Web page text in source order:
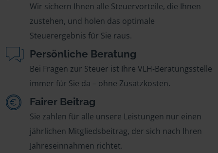
Wir sichern Ihnen alle Steuervorteile, die Ihnen
zustehen, und holen das optimale
Steuerergebnis für Sie raus.
Persönliche Beratung
Bei Fragen zur Steuer ist Ihre VLH-Beratungsstelle
immer für Sie da – ohne Zusatzkosten.
Fairer Beitrag
Sie zahlen für alle unsere Leistungen nur einen
jährlichen Mitgliedsbeitrag, der sich nach Ihren
Jahreseinnahmen richtet.